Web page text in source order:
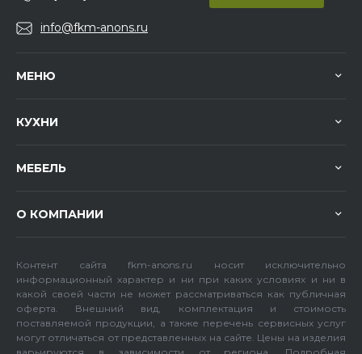
info@fkm-anons.ru
МЕНЮ
КУХНИ
МЕБЕЛЬ
О КОМПАНИИ
Контент сайта fkm-anons.ru носит исключительно
информационный характер и ни при каких условиях и ни в
какой своей части не может рассматриваться как публичная
оферта. Внешний вид, комплектация и стоимость
поставляемой продукции, а также перечень сервисных услуг
могут отличаться от представленных на сайте. Цены на изделия